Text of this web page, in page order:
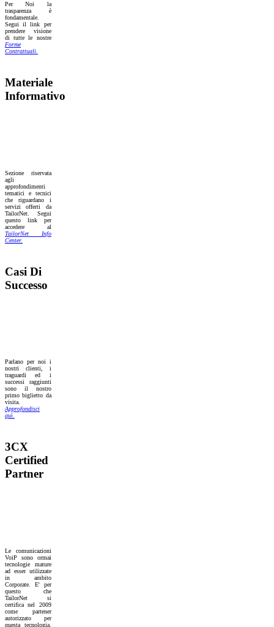
Per Noi la
trasparenza è
fondamentale.
Segui il link per
prendere visione
di tutte le nostre
Forme
Contrattuali.
Materiale
Informativo
Sezione riservata
agli
approfondimenti
tematici e tecnici
che riguardano i
servizi offerti da
TailorNet. Segui
questo link per
accedere al
TailorNet Info
Center.
Casi Di
Successo
Parlano per noi i
nostri clienti, i
traguardi ed i
successi raggiunti
sono il nostro
primo biglietto da
visita.
Approfondisci
quì.
3CX
Certified
Partner
Le comunicazioni
VoiP sono ormai
tecnologie mature
ad esser utilizzate
in ambito
Corporate. E' per
questo che
TailorNet si
certifica nel 2009
come partener
autorizzato per
questa tecnologia.